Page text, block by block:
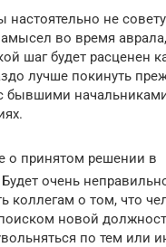
настоятельно не
во время
шаг будет расценен
лучше покинуть
бывшими
о принятом решении в
очень
коллегам о том, что
новой
по тем или